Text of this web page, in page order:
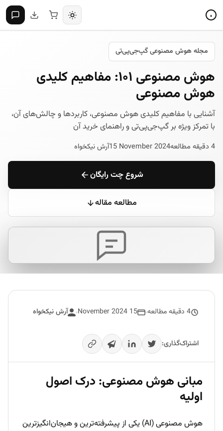
مجله هوش مصنوعی گپ‌جی‌پی‌تی
هوش مصنوعی ۱۰۱: مفاهیم کلیدی
هوش مصنوعی
آشنایی با مفاهیم کلیدی هوش مصنوعی، کاربردها و چالش‌های آن،
با تمرکز ویژه بر گپ‌جی‌پی‌تی و راهنمای خرید آن
4 دقیقه مطالعه 15 November 2024آرش نیکخواه
شروع چت رایگان
مطالعه مقاله
4 دقیقه مطالعه 15 November 2024 آرش نیکخواه
اشتراک‌گذاری:
مبانی هوش مصنوعی: درک اصول
اولیه
هوش مصنوعی (AI) یکی از پیشرفته‌ترین و هیجان‌انگیزترین